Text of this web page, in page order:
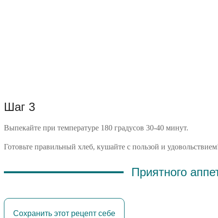
Шаг 3
Выпекайте при температуре 180 градусов 30-40 минут.
Готовьте правильный хлеб, кушайте с пользой и
Приятного
Сохранить этот рецепт себе